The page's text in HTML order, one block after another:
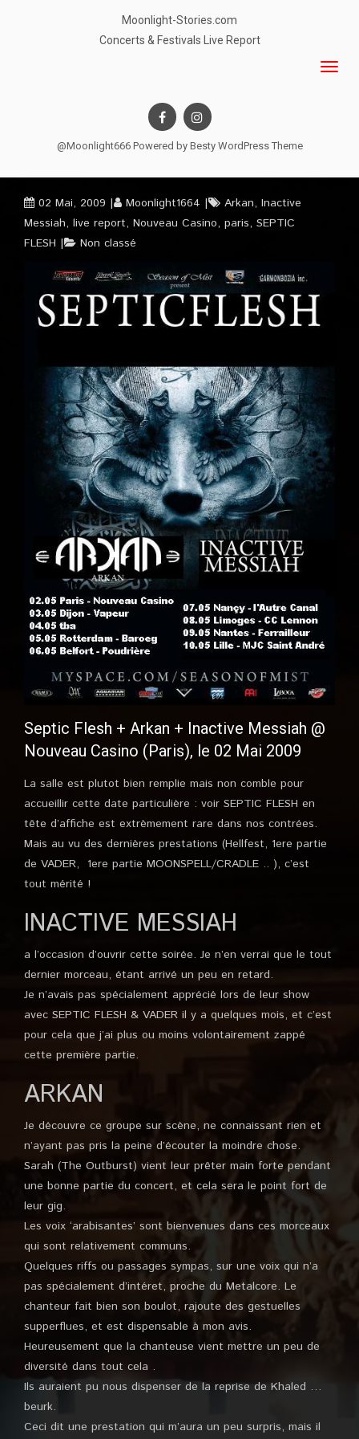
Moonlight-Stories.com
Concerts & Festivals Live Report
@Moonlight666 Powered by Besty WordPress Theme
02 Mai, 2009 Moonlight1664 Arkan, Inactive
Messiah, live report, Nouveau Casino, paris, SEPTIC
FLESH
Non classé
Septic Flesh + Arkan + Inactive Messiah @
Nouveau Casino (Paris), le 02 Mai 2009
La salle est plutot bien remplie mais non comble pour
accueillir cette date particulière : voir SEPTIC FLESH en
tête d’affiche est extrèmement rare dans nos contrées.
Mais au vu des dernières prestations (Hellfest, 1ere partie
de VADER, 1ere partie MOONSPELL/CRADLE .. ), c’est
tout mérité !
INACTIVE MESSIAH
a l’occasion d’ouvrir cette soirée. Je n’en verrai que le tout
dernier morceau, étant arrivé un peu en retard.
Je n’avais pas spécialement apprécié lors de leur show
avec SEPTIC FLESH & VADER il y a quelques mois, et c’est
pour cela que j’ai plus ou moins volontairement zappé
cette première partie.
ARKAN
Je découvre ce groupe sur scène, ne connaissant rien et
n’ayant pas pris la peine d’écouter la moindre chose.
Sarah (The Outburst) vient leur prêter main forte pendant
une bonne partie du concert, et cela sera le point fort de
leur gig.
Les voix ‘arabisantes’ sont bienvenues dans ces morceaux
qui sont relativement communs.
Quelques riffs ou passages sympas, sur une voix qui n’a
pas spécialement d’intéret, proche du Metalcore. Le
chanteur fait bien son boulot, rajoute des gestuelles
supperflues, et est dispensable à mon avis.
Heureusement que la chanteuse vient mettre un peu de
diversité dans tout cela .
Ils auraient pu nous dispenser de la reprise de Khaled …
beurk.
Ceci dit une prestation qui m’aura un peu surpris, mais il